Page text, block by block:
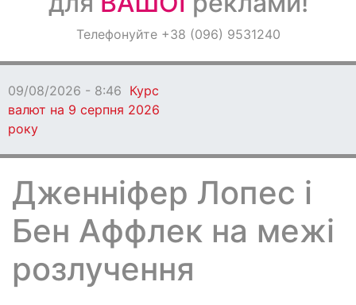
ОголошенняТелефонуйте +38 (096) 9531240
09/08/2026 - 8:46 Курс
валют на 9 серпня 2026
року
Дженніфер Лопес і
Бен Аффлек на межі
розлучення